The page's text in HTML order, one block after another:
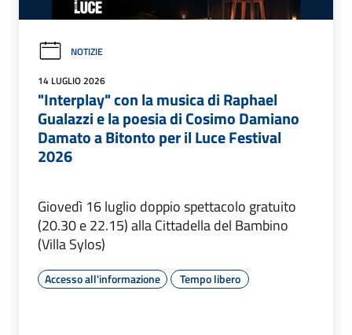
NOTIZIE
14 LUGLIO 2026
"Interplay" con la musica di Raphael
Gualazzi e la poesia di Cosimo Damiano
Damato a Bitonto per il Luce Festival
2026
Giovedì 16 luglio doppio spettacolo gratuito
(20.30 e 22.15) alla Cittadella del Bambino
(Villa Sylos)
Accesso all'informazione Tempo libero